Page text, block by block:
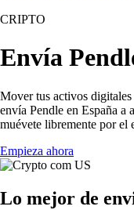
CRIPTO
Envía
Mover tus activos
envía Pendle en España a
muévete libremente por el
Empieza ahora
Lo mejor de